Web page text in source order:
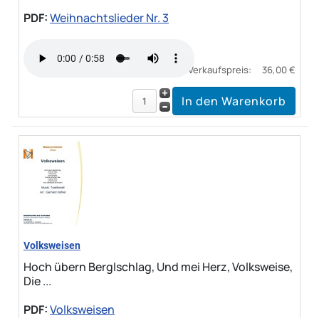
PDF:Weihnachtslieder Nr. 3
Verkaufspreis: 36,00 €
Volksweisen
Hoch übern Berglschlag, Und mei Herz, Volksweise,
Die ...
PDF:Volksweisen